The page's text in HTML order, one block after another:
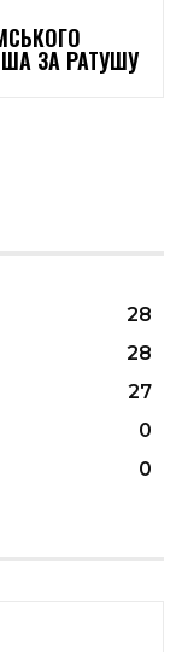
ЗА РАТУШУ
28
28
27
0
0